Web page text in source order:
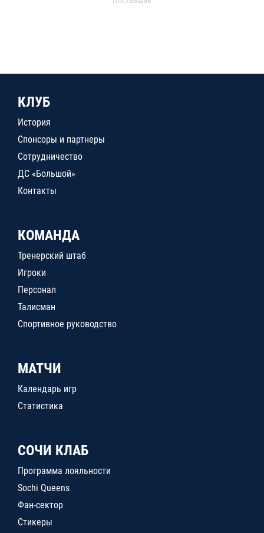
КЛУБ
История
Спонсоры и партнеры
Сотрудничество
ДС «Большой»
Контакты
КОМАНДА
Тренерский штаб
Игроки
Персонал
Талисман
Спортивное руководство
МАТЧИ
Календарь игр
Статистика
СОЧИ КЛАБ
Программа лояльности
Sochi Queens
Фан-сектор
Стикеры